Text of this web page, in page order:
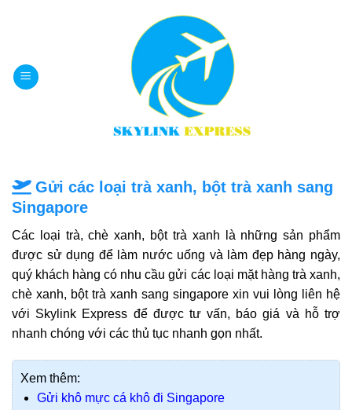
dung
Gửi các loại trà xanh, bột trà xanh sang
Singapore
Các loại trà, chè xanh, bột trà xanh là những sản phẩm
được sử dụng để làm nước uống và làm đẹp hàng ngày,
quý khách hàng có nhu cầu gửi các loại mặt hàng trà xanh,
chè xanh, bột trà xanh sang singapore xin vui lòng liên hệ
với Skylink Express để được tư vấn, báo giá và hỗ trợ
nhanh chóng với các thủ tục nhanh gọn nhất.
Xem thêm:
Gửi khô mực cá khô đi Singapore